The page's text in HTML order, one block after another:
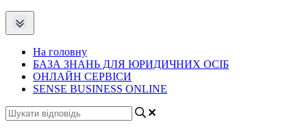
На головну
БАЗА ЗНАНЬ ДЛЯ ЮРИДИЧНИХ ОСІБ
ОНЛАЙН СЕРВІСИ
SENSE BUSINESS ONLINE